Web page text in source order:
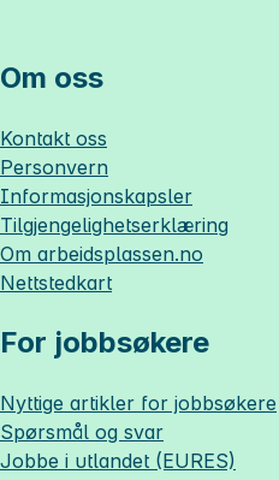
Om oss
Kontakt oss
Personvern
Informasjonskapsler
Tilgjengelighetserklæring
Om arbeidsplassen.no
Nettstedkart
For jobbsøkere
Nyttige artikler for jobbsøkere
Spørsmål og svar
Jobbe i utlandet (EURES)